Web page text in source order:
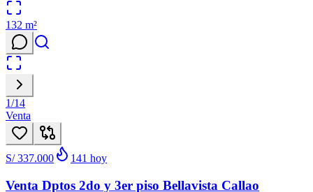
132 m²
1/14
Venta
S/ 337.000 141 hoy
Venta Dptos 2do y 3er piso Bellavista Callao